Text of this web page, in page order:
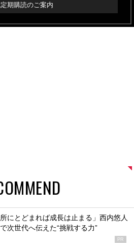
期購読のご案内
所にとどまれば成長は止まる」西内悠人
次世代へ伝えた“挑戦する力”
PR